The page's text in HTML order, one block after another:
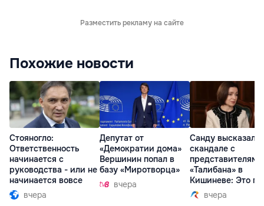
Разместить рекламу на сайте
Похожие новости
Стояногло:
Ответственность
начинается с
руководства - или не
начинается вовсе
вчера
Депутат от
«Демократии дома»
Вершинин попал в
базу «Миротворца»
вчера
Санду
скандале с
представителями
«Талибана» в
Кишиневе: Это
вчера